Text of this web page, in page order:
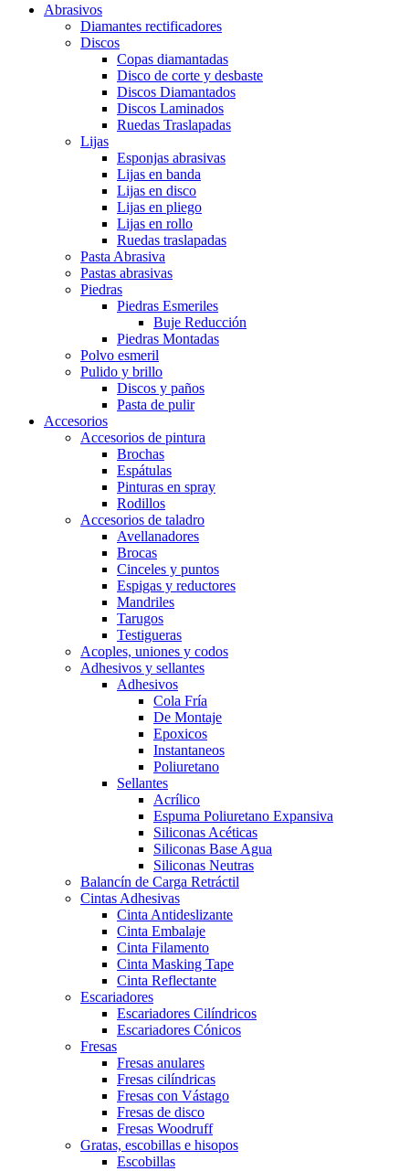
Abrasivos
Diamantes rectificadores
Discos
Copas diamantadas
Disco de corte y desbaste
Discos Diamantados
Discos Laminados
Ruedas Traslapadas
Lijas
Esponjas abrasivas
Lijas en banda
Lijas en disco
Lijas en pliego
Lijas en rollo
Ruedas traslapadas
Pasta Abrasiva
Pastas abrasivas
Piedras
Piedras Esmeriles
Buje Reducción
Piedras Montadas
Polvo esmeril
Pulido y brillo
Discos y paños
Pasta de pulir
Accesorios
Accesorios de pintura
Brochas
Espátulas
Pinturas en spray
Rodillos
Accesorios de taladro
Avellanadores
Brocas
Cinceles y puntos
Espigas y reductores
Mandriles
Tarugos
Testigueras
Acoples, uniones y codos
Adhesivos y sellantes
Adhesivos
Cola Fría
De Montaje
Epoxicos
Instantaneos
Poliuretano
Sellantes
Acrílico
Espuma Poliuretano Expansiva
Siliconas Acéticas
Siliconas Base Agua
Siliconas Neutras
Balancín de Carga Retráctil
Cintas Adhesivas
Cinta Antideslizante
Cinta Embalaje
Cinta Filamento
Cinta Masking Tape
Cinta Reflectante
Escariadores
Escariadores Cilíndricos
Escariadores Cónicos
Fresas
Fresas anulares
Fresas cilíndricas
Fresas con Vástago
Fresas de disco
Fresas Woodruff
Gratas, escobillas e hisopos
Escobillas